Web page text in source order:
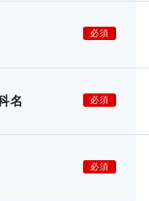
必須
名 必須
必須